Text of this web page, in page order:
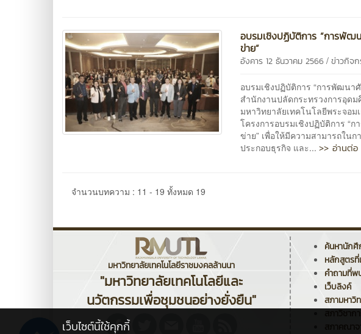
อบรมเชิงปฏิบัติการ “การพัฒ
ข่าย”
อังคาร 12 ธันวาคม 2566 /ข่าวกิจ
อบรมเชิงปฏิบัติการ “การพัฒนา
สำนักงานปลัดกระทรวงการอุด
มหาวิทยาลัยเทคโนโลยีพระจอ
โครงการอบรมเชิงปฏิบัติการ “
ข่าย” เพื่อให้มีความสามารถใน
ประกอบธุรกิจ และ...>> อ่านต่อ
จำนวนบทความ : 11 - 19 ทั้งหมด 19
มหาวิทยาลัยเทคโนโลยีราชมงคลล้านนา
"มหาวิทยาลัยเทคโนโลยีและ
นวัตกรรมเพื่อชุมชนอย่างยั่งยืน"
ค้นหานัก
หลักสูตร
คำถามที่
เว็บลิงค์
สภามหาวิ
เว็บไซต์นี้ใช้คุกกี้